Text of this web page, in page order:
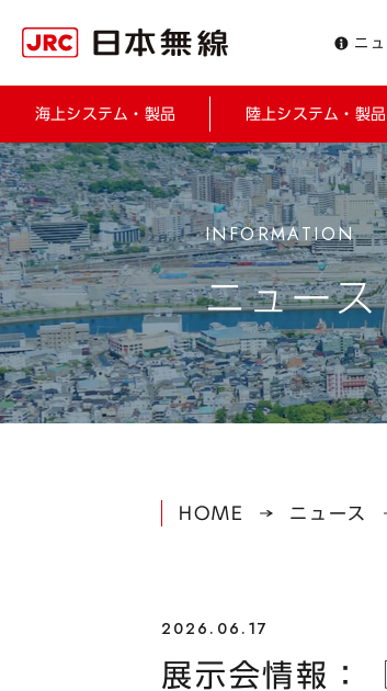
ニ
海上システム・製品 陸上システム・製品
ニュース
HOME ニュース
2026.06.17
展示会情報：